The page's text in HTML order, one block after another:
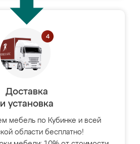
Доставка
и установка
мебель по Кубинке и всей
области бесплатно!